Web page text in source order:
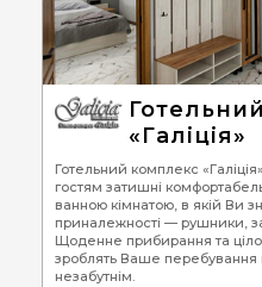
«Галіція»
Готельний комплекс
гостям затишні
ванною кімнатою, в якій Ви
приналежності — рушники,
Щоденне прибирання та
зроблять Ваше перебування
незабутнім.